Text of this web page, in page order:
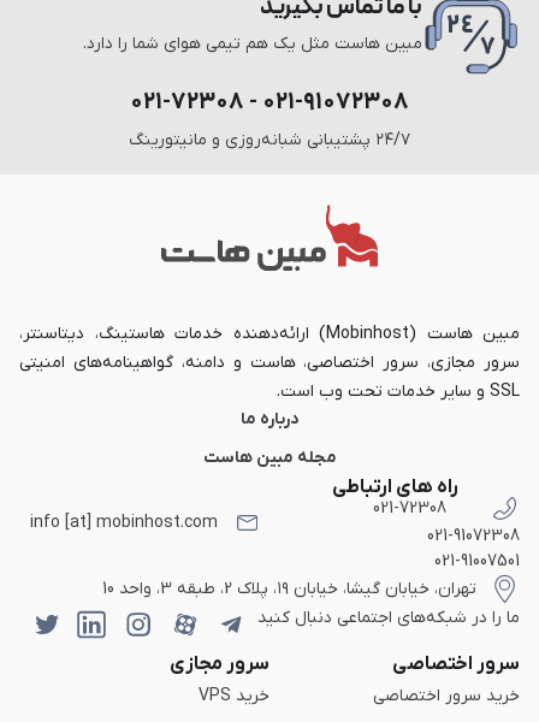
مبین هاست مثل یک هم تیمی هوای شما را دارد.
۰۲۱-۹۱۰۷۲۳۰۸ - ۰۲۱-۷۲۳۰۸
۲۴/۷ پشتیبانی شبانه‌روزی و مانیتورینگ
مبین هاست (Mobinhost) ارائه‌دهنده خدمات هاستینگ، دیتاسنتر،
سرور مجازی، سرور اختصاصی، هاست و دامنه، گواهینامه‌های امنیتی
SSL و سایر خدمات تحت وب است.
درباره ما
مجله مبین هاست
راه های ارتباطی
021-72308
021-91072308
021-91007501
info [at] mobinhost.com
تهران، خیابان گیشا، خیابان ۱۹، پلاک 2، طبقه 3، واحد 10
ما را در شبکه‌های اجتماعی دنبال کنید
سرور اختصاصی
خرید سرور اختصاصی
سرور مجازی
خرید VPS